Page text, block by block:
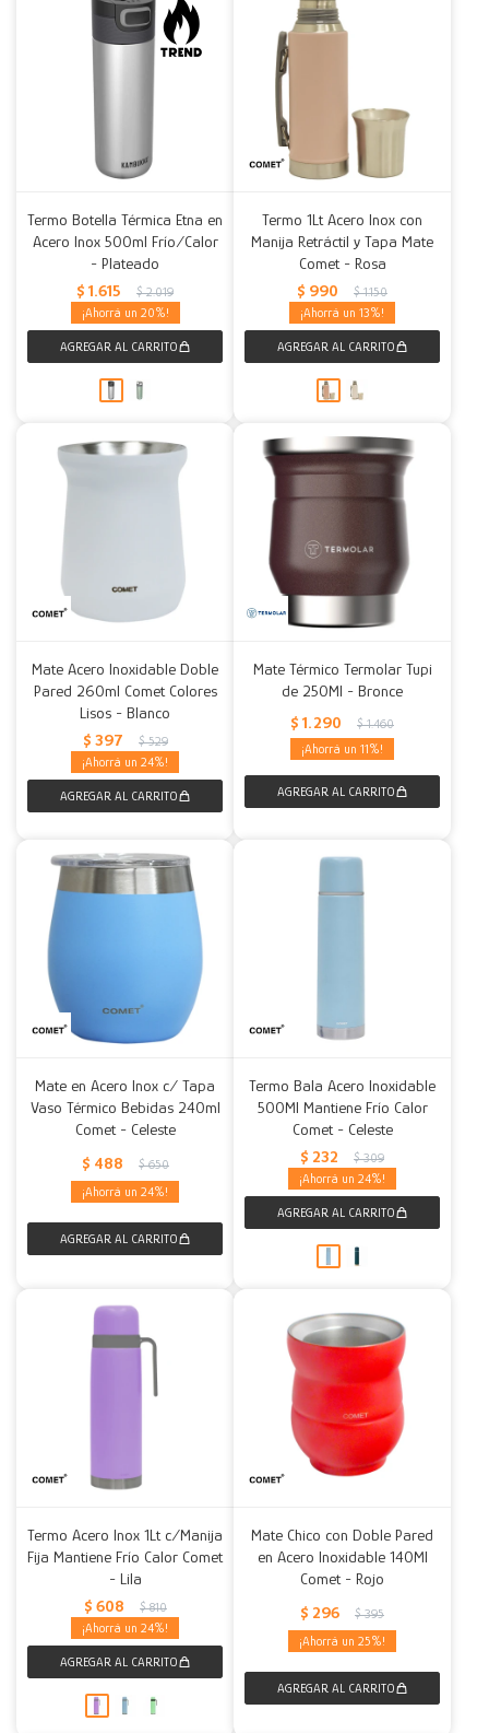
Termo Botella Térmica Etna en
Acero Inox 500ml Frío/Calor
- Plateado
$ 1.615 $ 2.019
20
Termo 1Lt Acero Inox con
Manija Retráctil y Tapa Mate
Comet - Rosa
$ 990 $ 1.150
13
Mate Acero Inoxidable Doble
Pared 260ml Comet Colores
Lisos - Blanco
$ 397 $ 529
24
Mate Térmico Termolar Tupi
de 250Ml - Bronce
$ 1.290 $ 1.460
11
Mate en Acero Inox c/ Tapa
Vaso Térmico Bebidas 240ml
Comet - Celeste
$ 488 $ 650
24
Termo Bala Acero Inoxidable
500Ml Mantiene Frío Calor
Comet - Celeste
$ 232 $ 309
24
Termo Acero Inox 1Lt c/Manija
Fija Mantiene Frío Calor Comet
- Lila
$ 608 $ 810
24
Mate Chico con Doble Pared
en Acero Inoxidable 140Ml
Comet - Rojo
$ 296 $ 395
25